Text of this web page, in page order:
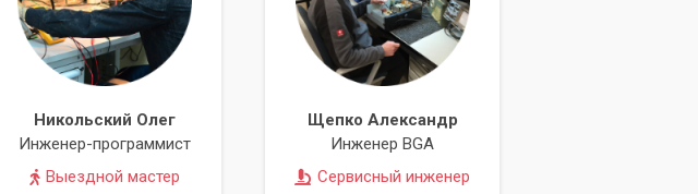
поврежденные
CD становится менее
в борьбе с
Никольский Олег
Инженер-программист
Выездной мастер
Щепко Александр
Инженер BGA
Сервисный инженер